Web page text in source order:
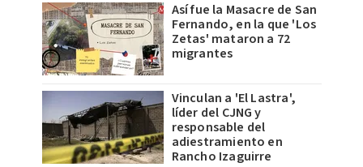
Así fue la Masacre de San
Fernando, en la que 'Los
Zetas' mataron a 72
migrantes
Vinculan a 'El Lastra',
líder del CJNG y
responsable del
adiestramiento en
Rancho Izaguirre